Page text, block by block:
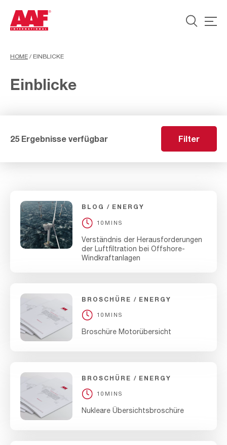
HOME / EINBLICKE
Einblicke
25 Ergebnisse verfügbar Filter
BLOG ENERGY
10MINS
Verständnis der Herausforderungen
der Luftfiltration bei Offshore-
Windkraftanlagen
BROSCHÜRE ENERGY
10MINS
Broschüre Motorübersicht
BROSCHÜRE ENERGY
10MINS
Nukleare Übersichtsbroschüre